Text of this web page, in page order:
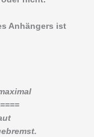
Anhängers ist